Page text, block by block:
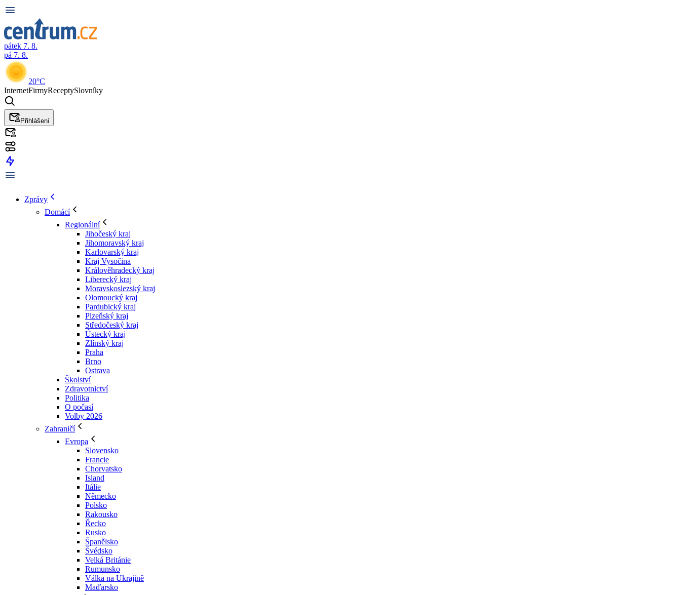
pátek 7. 8.
pá 7. 8.
20°C
InternetFirmyReceptySlovníky
Přihlášení
Zprávy
Domácí
Regionální
Jihočeský kraj
Jihomoravský kraj
Karlovarský kraj
Kraj Vysočina
Králověhradecký kraj
Liberecký kraj
Moravskoslezský kraj
Olomoucký kraj
Pardubický kraj
Plzeňský kraj
Středočeský kraj
Ústecký kraj
Zlínský kraj
Praha
Brno
Ostrava
Školství
Zdravotnictví
Politika
O počasí
Volby 2026
Zahraničí
Evropa
Slovensko
Francie
Chorvatsko
Island
Itálie
Německo
Polsko
Rakousko
Řecko
Rusko
Španělsko
Švédsko
Velká Británie
Rumunsko
Válka na Ukrajině
Maďarsko